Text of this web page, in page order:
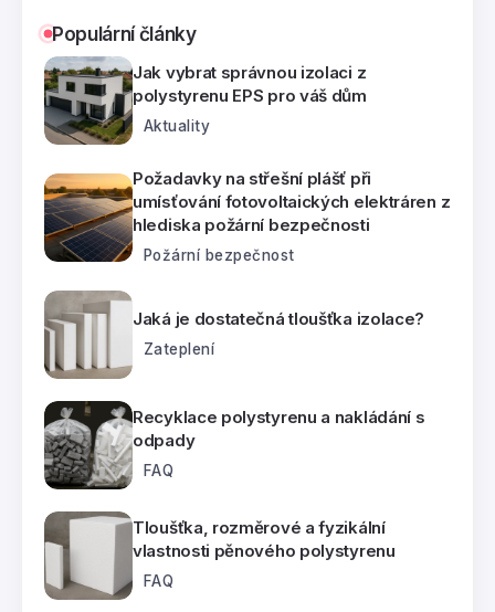
Populární články
Jak vybrat správnou izolaci z
polystyrenu EPS pro váš dům
Aktuality
Požadavky na střešní plášť při
umísťování fotovoltaických elektráren z
hlediska požární bezpečnosti
Požární bezpečnost
Jaká je dostatečná tloušťka izolace?
Zateplení
Recyklace polystyrenu a nakládání s
odpady
FAQ
Tloušťka, rozměrové a fyzikální
vlastnosti pěnového polystyrenu
FAQ